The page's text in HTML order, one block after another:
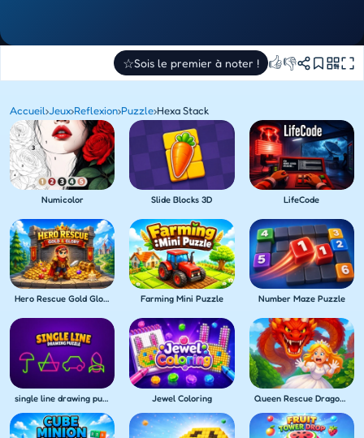
☆Sois le premier à noter ! 👍👎
Accueil›Jeux›Reflexion›Puzzle›Hexa Stack
Numicolor Slide Blocks 3D LifeCode
Hero Rescue Gold Glory Farming Mini Puzzle Number Maze Puzzle
single line drawing puzzle Jewel Coloring Queen Rescue Dragon puzzle